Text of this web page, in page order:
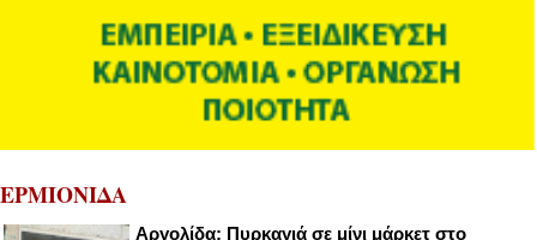
ΕΡΜΙΟΝΙΔΑ
Αργολίδα: Πυρκαγιά σε μίνι μάρκετ στο